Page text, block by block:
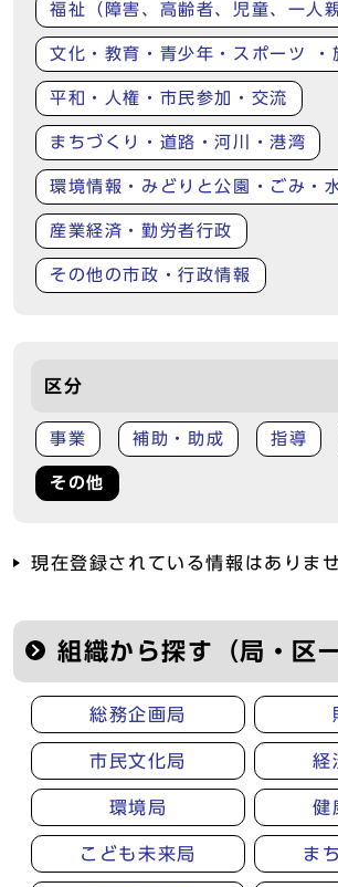
福祉（障害、高齢者、児童、一人
文化・教育・青少年・スポーツ ・
平和・人権・市民参加・交流
まちづくり・道路・河川・港湾
環境情報・みどりと公園・ごみ・
産業経済・勤労者行政
その他の市政・行政情報
区分
事業 補助・助成 指導
その他
現在登録されている情報はありませ
組織から探す（局・区
総務企画局
市民文化局 経
環境局 健
こども未来局 ま